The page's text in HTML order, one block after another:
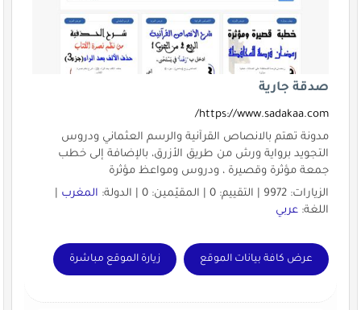
صدقة جارية
https://www.sadakaa.com/
مدونة تهتم بالانصاص القرآنية والرسم العثماني ودروس
التجويد برواية ورش من طريق الأزرق، بالإضافة إلى خطب
جمعة مؤثرة وقصيرة ، ودروس ومواعظ مؤثرة
الزيارات: 9972 | التقييم: 0 | المقيّمين: 0 | الدولة:
المغرب|
اللغة: عربي
عرض كافة بيانات الموقع زيارة الموقع مباشرة